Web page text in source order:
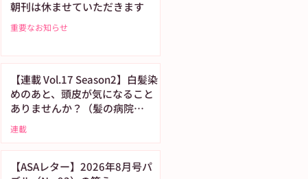
朝刊は休ませていただきます
重要なお知らせ
【連載 Vol.17 Season2】白髪染
めのあと、頭皮が気になること
ありませんか？（髪の病院
TOKYO）
連載
【ASAレター】2026年8月号パ